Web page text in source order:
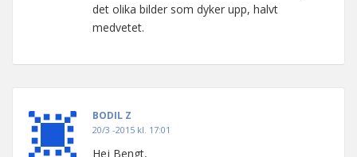
det olika bilder som dyker upp, halvt
medvetet.
BODIL Z
20/3 -2015 kl. 17:01
Hej Bengt,